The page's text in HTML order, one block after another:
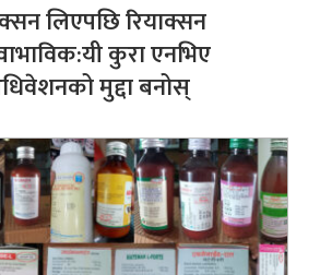
लिएपछि रियाक्सन
कुरा एनभिए
मुद्दा बनोस्